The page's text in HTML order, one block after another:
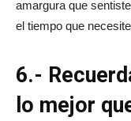
amargura que
el tiempo que
6.-
lo mejor